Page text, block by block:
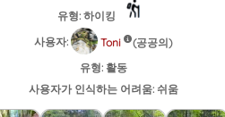
유형: 하이킹
사용자:
Toni
(공공의)
유형: 활동
사용자가 인식하는 어려움: 쉬움